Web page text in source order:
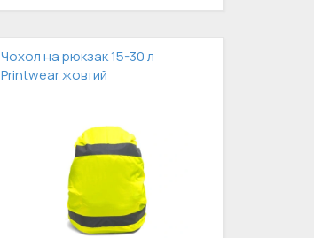
Чохол на рюкзак 15-30 л
Printwear жовтий